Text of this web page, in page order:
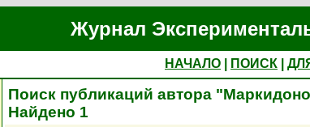
Журнал
НАЧАЛО ПОИСК
Поиск публикаций автора
Найдено 1